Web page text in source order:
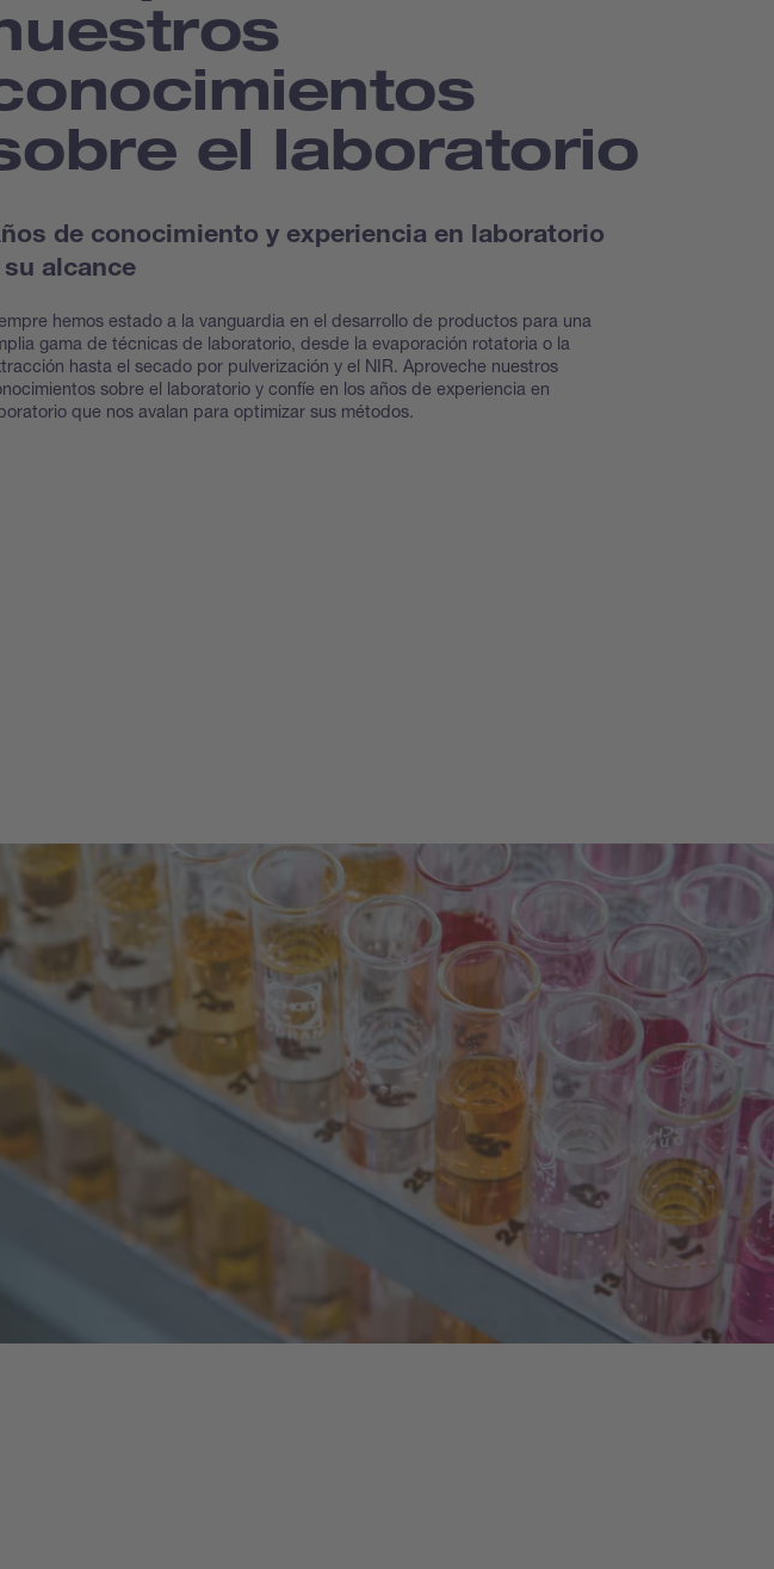
el laboratorio
de conocimiento y experiencia en laboratorio
su alcance
hemos estado a la vanguardia en el desarrollo de productos para una
gama de técnicas de laboratorio, desde la evaporación rotatoria o la
hasta el secado por pulverización y el NIR. Aproveche nuestros
sobre el laboratorio y confíe en los años de experiencia en
que nos avalan para optimizar sus métodos.